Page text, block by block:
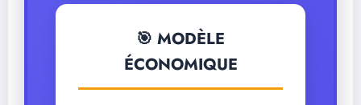
🎯 MODÈLE
ÉCONOMIQUE